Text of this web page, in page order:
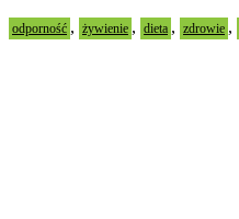
odporność , żywienie , dieta , zdrowie ,